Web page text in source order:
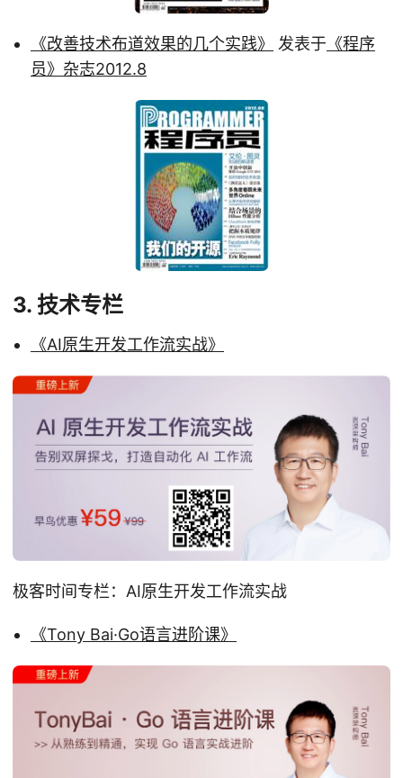
《改善技术布道效果的几个实践》 发表于 《程序
员》杂志2012.8
3. 技术专栏
《AI原生开发工作流实战》
极客时间专栏：AI原生开发工作流实战
《Tony Bai·Go语言进阶课》